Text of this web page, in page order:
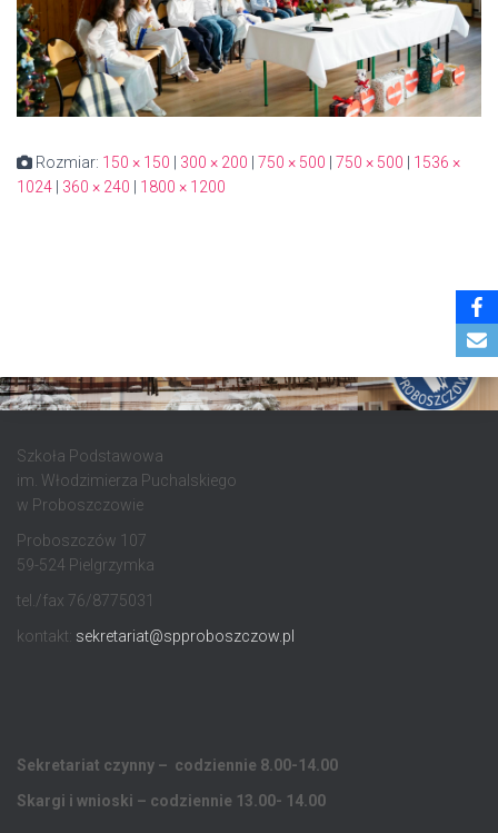
Rozmiar: 150 × 150 300 × 200 750 × 500 750 × 500
1536 ×
1024
360 × 240 1800 × 1200
Szkoła Podstawowa
im. Włodzimierza Puchalskiego
w Proboszczowie
Proboszczów 107
59-524 Pielgrzymka
tel./fax 76/8775031
kontakt: sekretariat@spproboszczow.pl
Sekretariat czynny – codziennie 8.00-14.00
Skargi i wnioski – codziennie 13.00- 14.00